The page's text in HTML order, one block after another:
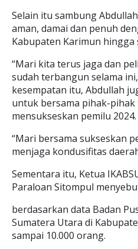
Selain itu sambung
aman, damai dan penuh
Kabupaten Karimun hingga
“Mari kita terus jaga dan
sudah terbangun selama
kesempatan itu, Abdullah
untuk bersama pihak-
mensukseskan pemilu 2024.
“Mari bersama sukseskan
menjaga kondusifitas
Sementara itu, Ketua
Paraloan Sitompul
berdasarkan data Badan
Sumatera Utara di
sampai 10.000 orang.